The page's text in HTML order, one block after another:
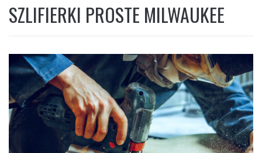
SZLIFIERKI PROSTE MILWAUKEE